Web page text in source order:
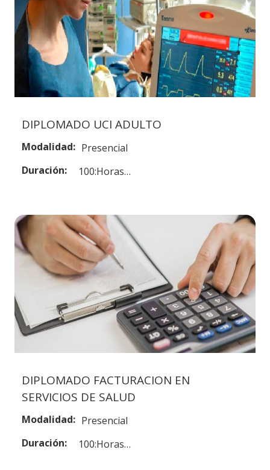
DIPLOMADO UCI ADULTO
Modalidad: Presencial
Duración:
100:Horas…
DIPLOMADO FACTURACION EN
SERVICIOS DE SALUD
Modalidad: Presencial
Duración:
100:Horas…